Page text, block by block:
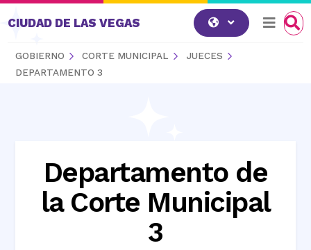
Saltar al contenido
CIUDAD DE LAS VEGAS
GOBIERNO CORTE MUNICIPAL
JUECES
DEPARTAMENTO 3
Departamento de
la Corte Municipal
3